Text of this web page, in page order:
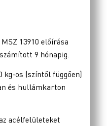
MSZ 13910 előírása
9 hónapig.
kg-os (színtől függően)
és hullámkarton
acélfelületeket